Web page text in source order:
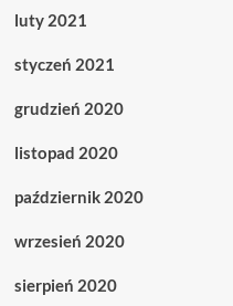
luty 2021
styczeń 2021
grudzień 2020
listopad 2020
październik 2020
wrzesień 2020
sierpień 2020